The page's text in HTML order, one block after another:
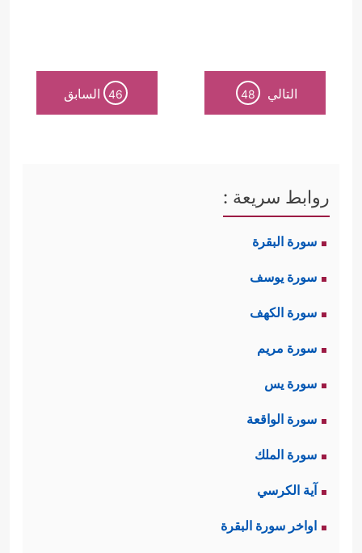
التالي 48
46 السابق
روابط سريعة :
سورة البقرة
سورة يوسف
سورة الكهف
سورة مريم
سورة يس
سورة الواقعة
سورة الملك
آية الكرسي
اواخر سورة البقرة